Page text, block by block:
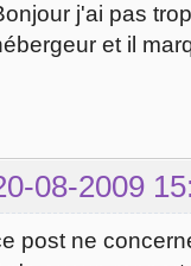
j'ai pas
et il
08-2009
post ne